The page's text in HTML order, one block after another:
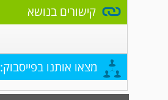
קישורים בנושא
מצאו אותנו בפייסבוק: